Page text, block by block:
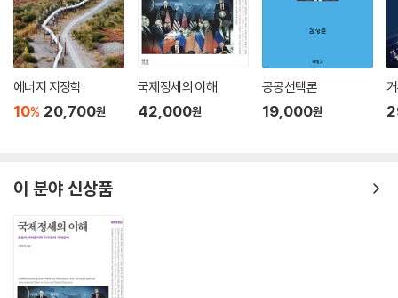
만 심각한 부작용도 겪고 있다. 다양한 정보의 소통은커녕 왜곡된 정보의
유통과 정보의 편중적인 해석으로 인한 사회 갈등도 커지고 있다. 정보의
홍수 속에서 정치현상에 대한 관심은 점점 무뎌지고, 각종 사회이익을 대
변하는 집단들 간의 갈등과 대립 속에 ‘나만 아니면 된다’는 식의 이기적인
사고도 커지고 있으며, 타인에 대한 배려는 실종되고 있다. 현재 우리사회
는 진영이 우선이다. 진영에 속하면 비판해서는 안 되는 성역, 동조해서는
사회근간을 위협할 수 있다. 학문과 양심의 자유, 사상과 표현의 자유라는
기본 권리이자 희생과 투쟁으로 지켜온 자유민주주의의 토대를 위협할 수
있다. 금기는 사실보다 감정에 치우쳐 스스로를 피해자로 만들어 대중주의
또는 국수주의적 민족중의에 함몰될 수 있다. 결국 사회적인 연대 의식이
약화되면서 사회의 갈등은 깊어 가고 있다.
에너지 지정학
10% 20,700원
국제정세의 이해
42,000원
공공선택론
19,000원
이 분야 신상품